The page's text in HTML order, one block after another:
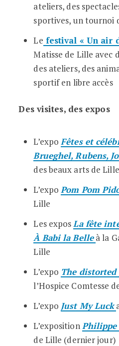
ateliers, des
sportives, un tournoi
Le festival « Un air
Matisse de Lille avec
des ateliers, des
sportif en libre accès
Des visites, des expos
L’expoFêtes et
Brueghel, Rubens,
des beaux arts de Lille
L’expoPom Pom
Lille
Les exposLa fête
À Babi la Belle à la
Lille
L’expo The distorted
l’Hospice Comtesse
L’expo Just My Luck
L’expositionPhilippe
de Lille (dernier jour)